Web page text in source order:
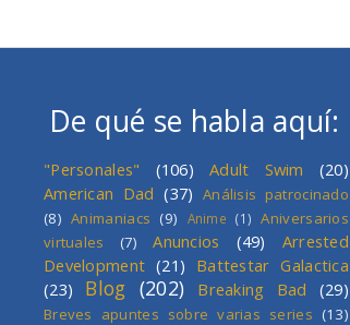
De qué se habla aquí:
"Personales" (106) Adult Swim
(20)
American Dad (37) Análisis patrocinado
(8) Animaniacs (9) Anime (1) Aniversarios
virtuales
(7) Anuncios (49)
Arrested
Development (21) Battestar Galactica
(23)
Blog (202) Breaking Bad (29)
Breves apuntes sobre varias series (13)